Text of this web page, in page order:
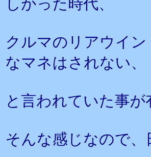
しかった時代、
クルマのリアウイ
なマネはされない、
と言われていた事
そんな感じなので